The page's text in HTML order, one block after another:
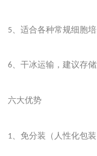
5 、适合各种常规细胞
6、干冰运输，建议存
六大优势
1 、免分装（人性化包